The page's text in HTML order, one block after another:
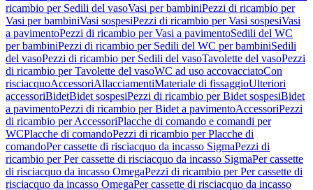
ricambio per Sedili del vasoVasi per bambiniPezzi di ricambio per
Vasi per bambiniVasi sospesiPezzi di ricambio per Vasi sospesiVasi
a pavimentoPezzi di ricambio per Vasi a pavimentoSedili del WC
per bambiniPezzi di ricambio per Sedili del WC per bambiniSedili
del vasoPezzi di ricambio per Sedili del vasoTavolette del vasoPezzi
di ricambio per Tavolette del vasoWC ad uso accovacciatoCon
risciacquoAccessoriAllacciamentiMateriale di fissaggioUlteriori
accessoriBidetBidet sospesiPezzi di ricambio per Bidet sospesiBidet
a pavimentoPezzi di ricambio per Bidet a pavimentoAccessoriPezzi
di ricambio per AccessoriPlacche di comando e comandi per
WCPlacche di comandoPezzi di ricambio per Placche di
comandoPer cassette di risciacquo da incasso SigmaPezzi di
ricambio per Per cassette di risciacquo da incasso SigmaPer cassette
di risciacquo da incasso OmegaPezzi di ricambio per Per cassette di
risciacquo da incasso OmegaPer cassette di risciacquo da incasso